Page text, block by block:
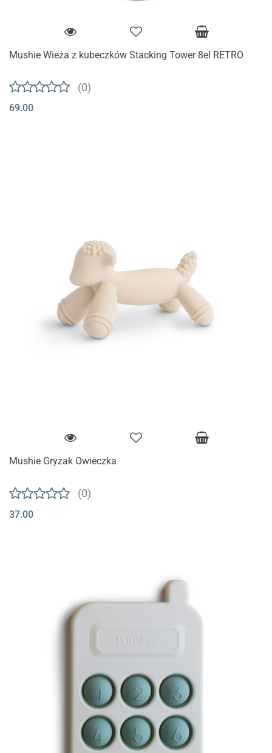
Mushie Wieża z kubeczków Stacking Tower 8el RETRO
(0)
69.00
Mushie Gryzak Owieczka
(0)
37.00